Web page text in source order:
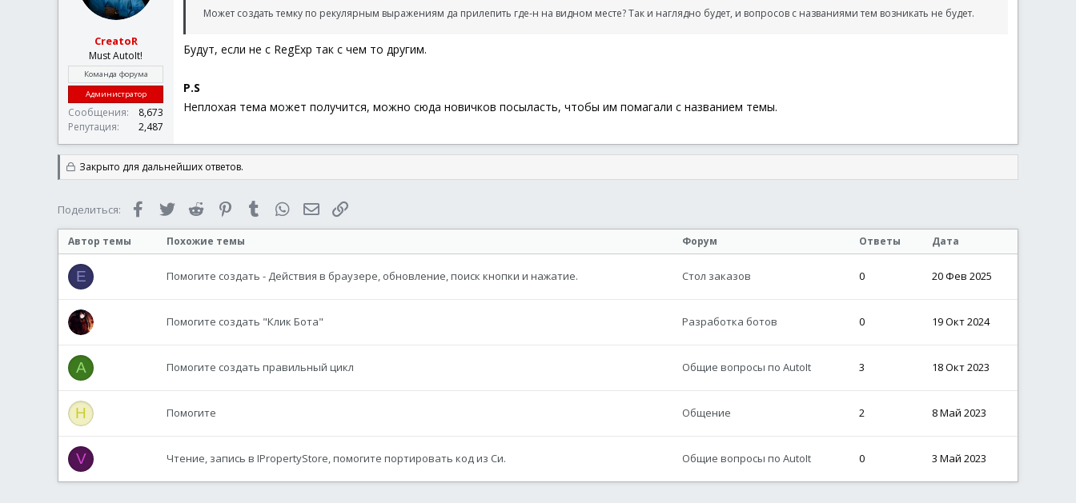
CreatoR
Must AutoIt!
Команда форума
Администратор
Сообщения
8,673
Репутация
2,487
Может создать темку по рекулярным выражениям да прилепить где-н на видном месте? Так и наглядно будет, и вопросов с названиями тем возникать не будет.
Будут, если не с RegExp так с чем то другим.
P.S
Неплохая тема может получится, можно сюда новичков посыласть, чтобы им помагали с названием темы.
Закрыто для дальнейших ответов.
Поделиться: FacebookTwitter Reddit PinterestTumblr WhatsAppЭлектронная почта
Автор темы Похожие темы Форум Ответы Дата
E Помогите создать - Действия в браузере, обновление, поиск кнопки и нажатие. Стол заказов 0 20 Фев 2025
Помогите создать "Клик Бота" Разработка ботов 0 19 Окт 2024
A Помогите создать правильный цикл Общие вопросы по AutoIt 3 18 Окт 2023
H Помогите Общение 2 8 Май 2023
V Чтение, запись в IPropertyStore, помогите портировать код из Си. Общие вопросы по AutoIt 0 3 Май 2023